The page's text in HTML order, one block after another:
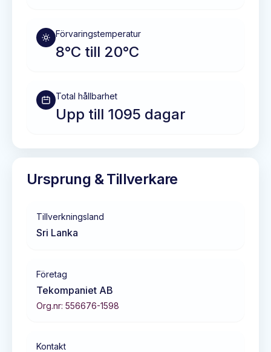
Förvaringstemperatur
8°C till 20°C
Total hållbarhet
Upp till 1095 dagar
Ursprung & Tillverkare
Tillverkningsland
Sri Lanka
Företag
Tekompaniet AB
Org.nr: 556676-1598
Kontakt